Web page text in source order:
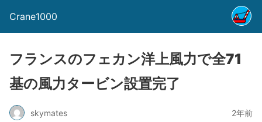
Crane1000
フランスのフェカン洋上風力で全71
基の風力タービン設置完了
skymates 2年前